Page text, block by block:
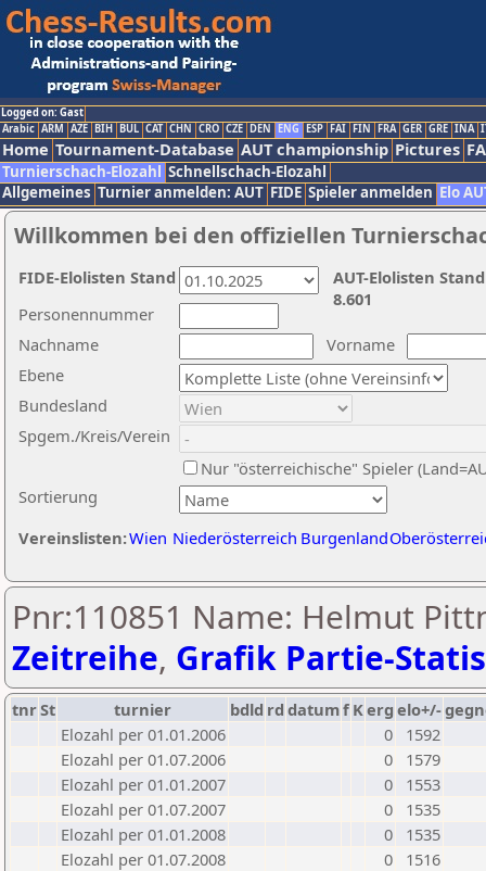
Logged on: Gast
Arabic ARM AZE BIH BUL CAT CHN CRO CZE DEN ENG ESP FAI FIN FRA GER GRE INA
Home Tournament-Database AUT championship Pictures
Turnierschach-Elozahl Schnellschach-Elozahl
Allgemeines Turnier anmelden: AUT FIDE Spieler anmelden Elo
Willkommen bei den offiziellen
Nachname
Vorname
Ebene
Sortierung
Personennummer
Bundesland
Spgem./Kreis/Verein
Nur "österreichische" Spieler
Vereinslisten:Wien Niederösterreich Burgenland
AUT-Elolisten
8.601
FIDE-Elolisten Stand
Pnr:110851 Name: Helmut
Zeitreihe, Grafik Partie-
tnrSt turnier bdld rd datumf Kerg elo+/-
Elozahl per 01.01.2006
0
1592
Elozahl per 01.07.2006
0
1579
Elozahl per 01.01.2007
0
1553
Elozahl per 01.07.2007
0
1535
Elozahl per 01.01.2008
0
1535
Elozahl per 01.07.2008
0
1516